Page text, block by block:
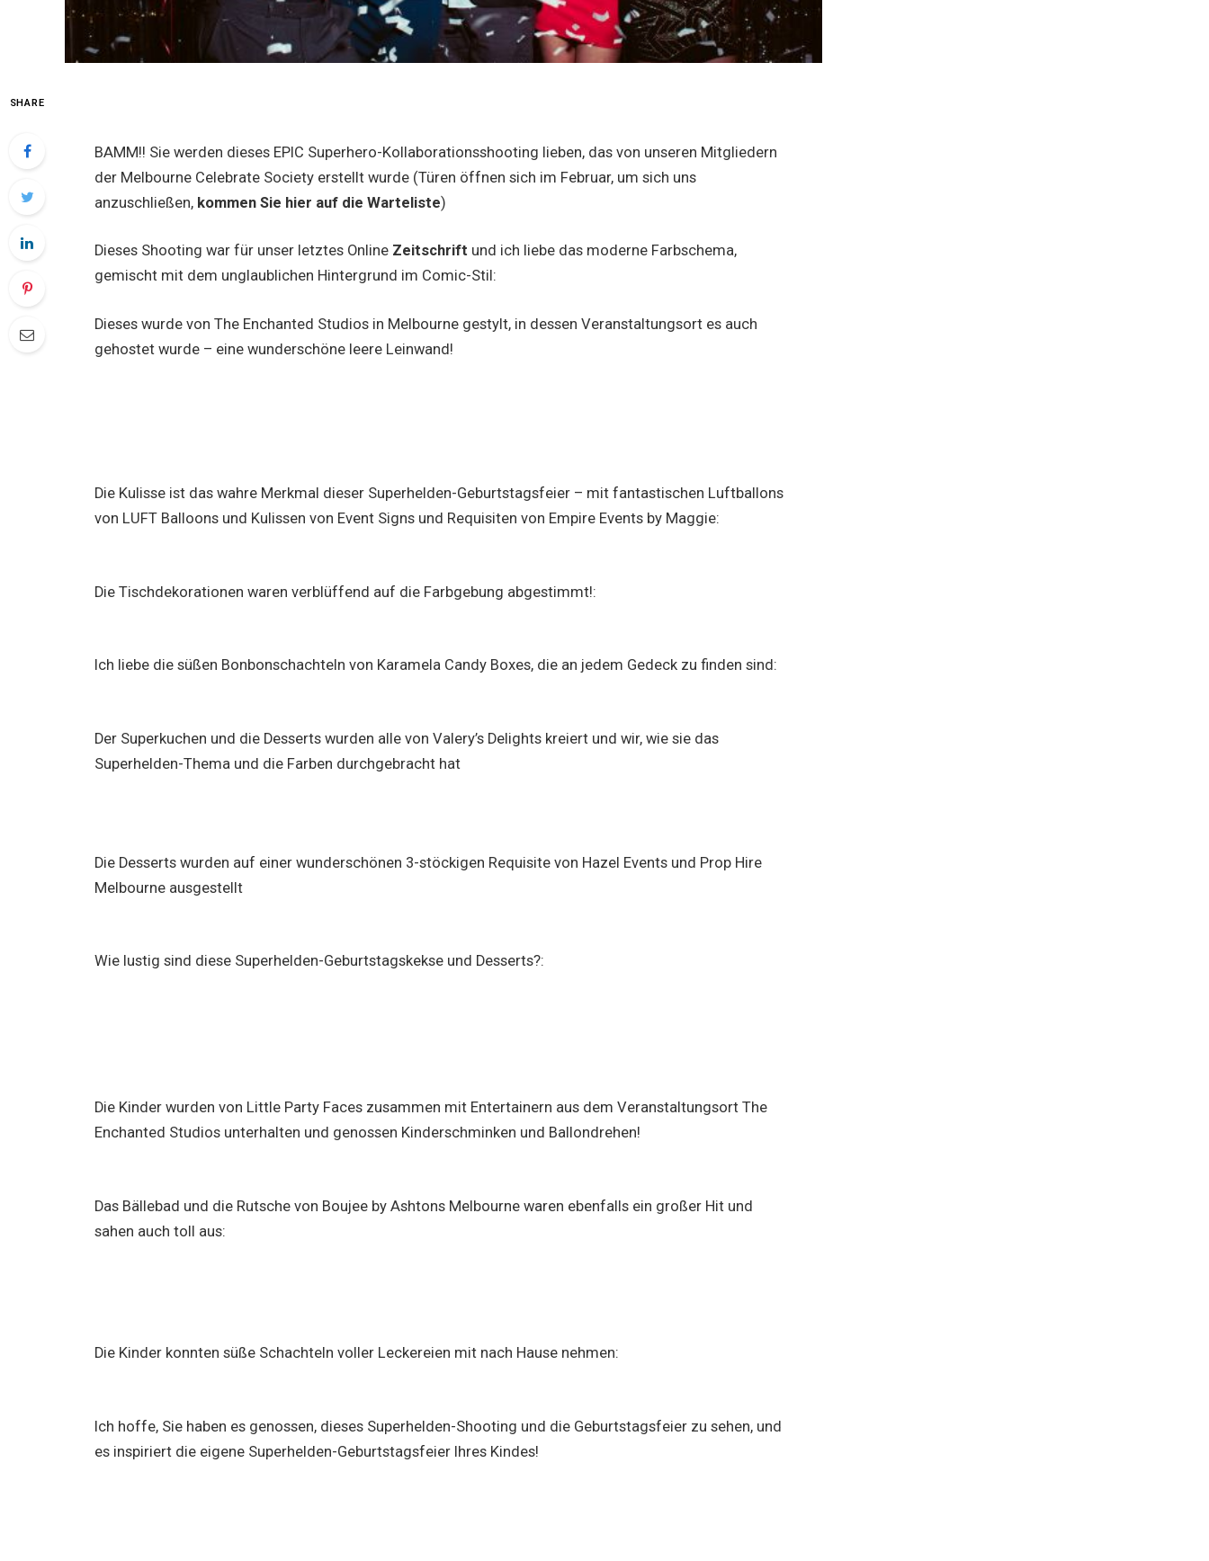
SHARE
BAMM!! Sie werden dieses EPIC Superhero-Kollaborationsshooting lieben, das von unseren Mitgliedern
der Melbourne Celebrate Society erstellt wurde (Türen öffnen sich im Februar, um sich uns
anzuschließen, kommen Sie hier auf die Warteliste)
Dieses Shooting war für unser letztes Online Zeitschrift und ich liebe das moderne Farbschema,
gemischt mit dem unglaublichen Hintergrund im Comic-Stil:
Dieses wurde von The Enchanted Studios in Melbourne gestylt, in dessen Veranstaltungsort es auch
gehostet wurde – eine wunderschöne leere Leinwand!
Die Kulisse ist das wahre Merkmal dieser Superhelden-Geburtstagsfeier – mit fantastischen Luftballons
von LUFT Balloons und Kulissen von Event Signs und Requisiten von Empire Events by Maggie:
Die Tischdekorationen waren verblüffend auf die Farbgebung abgestimmt!:
Ich liebe die süßen Bonbonschachteln von Karamela Candy Boxes, die an jedem Gedeck zu finden sind:
Der Superkuchen und die Desserts wurden alle von Valery’s Delights kreiert und wir, wie sie das
Superhelden-Thema und die Farben durchgebracht hat
Die Desserts wurden auf einer wunderschönen 3-stöckigen Requisite von Hazel Events und Prop Hire
Melbourne ausgestellt
Wie lustig sind diese Superhelden-Geburtstagskekse und Desserts?:
Die Kinder wurden von Little Party Faces zusammen mit Entertainern aus dem Veranstaltungsort The
Enchanted Studios unterhalten und genossen Kinderschminken und Ballondrehen!
Das Bällebad und die Rutsche von Boujee by Ashtons Melbourne waren ebenfalls ein großer Hit und
sahen auch toll aus:
Die Kinder konnten süße Schachteln voller Leckereien mit nach Hause nehmen:
Ich hoffe, Sie haben es genossen, dieses Superhelden-Shooting und die Geburtstagsfeier zu sehen, und
es inspiriert die eigene Superhelden-Geburtstagsfeier Ihres Kindes!